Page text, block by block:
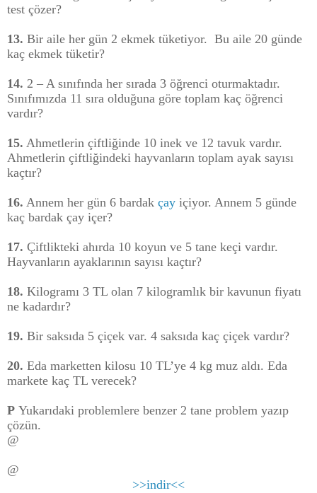
test çözer?
13. Bir aile her gün 2 ekmek tüketiyor. Bu aile 20 günde
kaç ekmek tüketir?
14. 2 – A sınıfında her sırada 3 öğrenci oturmaktadır.
Sınıfımızda 11 sıra olduğuna göre toplam kaç öğrenci
vardır?
15. Ahmetlerin çiftliğinde 10 inek ve 12 tavuk vardır.
Ahmetlerin çiftliğindeki hayvanların toplam ayak sayısı
kaçtır?
16. Annem her gün 6 bardak çay içiyor. Annem 5 günde
kaç bardak çay içer?
17. Çiftlikteki ahırda 10 koyun ve 5 tane keçi vardır.
Hayvanların ayaklarının sayısı kaçtır?
18. Kilogramı 3 TL olan 7 kilogramlık bir kavunun fiyatı
ne kadardır?
19. Bir saksıda 5 çiçek var. 4 saksıda kaç çiçek vardır?
20. Eda marketten kilosu 10 TL’ye 4 kg muz aldı. Eda
markete kaç TL verecek?
P Yukarıdaki problemlere benzer 2 tane problem yazıp
çözün.
@
@
>>indir<<